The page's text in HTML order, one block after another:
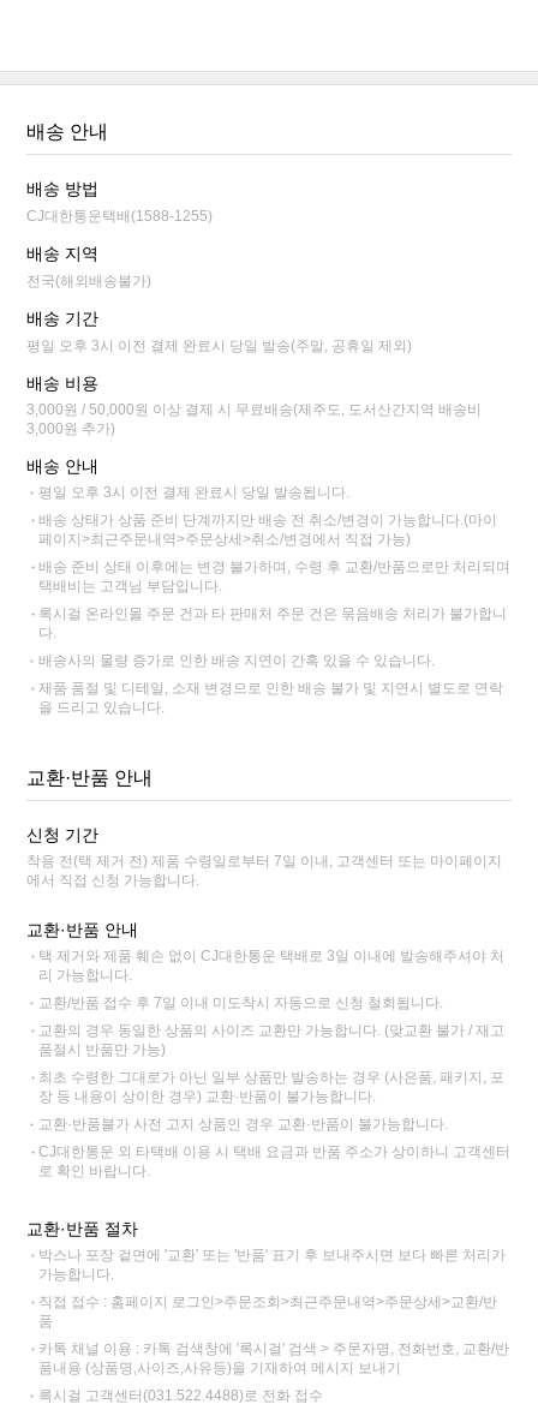
배송 안내
배송 방법
CJ대한통운택배(1588-1255)
배송 지역
전국(해외배송불가)
배송 기간
평일 오후 3시 이전 결제 완료시 당일 발송(주말, 공휴일 제외)
배송 비용
3,000원 / 50,000원 이상 결제 시 무료배송(제주도, 도서산간지역 배송비
3,000원 추가)
배송 안내
평일 오후 3시 이전 결제 완료시 당일 발송됩니다.
배송 상태가 상품 준비 단계까지만 배송 전 취소/변경이 가능합니다.(마이
페이지>최근주문내역>주문상세>취소/변경에서 직접 가능)
배송 준비 상태 이후에는 변경 불가하며, 수령 후 교환/반품으로만 처리되며
택배비는 고객님 부담입니다.
록시걸 온라인몰 주문 건과 타 판매처 주문 건은 묶음배송 처리가 불가합니
다.
배송사의 물량 증가로 인한 배송 지연이 간혹 있을 수 있습니다.
제품 품절 및 디테일, 소재 변경으로 인한 배송 불가 및 지연시 별도로 연락
을 드리고 있습니다.
교환·반품 안내
신청 기간
착용 전(택 제거 전) 제품 수령일로부터 7일 이내, 고객센터 또는 마이페이지
에서 직접 신청 가능합니다.
교환·반품 안내
택 제거와 제품 훼손 없이 CJ대한통운 택배로 3일 이내에 발송해주셔야 처
리 가능합니다.
교환/반품 접수 후 7일 이내 미도착시 자동으로 신청 철회됩니다.
교환의 경우 동일한 상품의 사이즈 교환만 가능합니다. (맞교환 불가 / 재고
품절시 반품만 가능)
최초 수령한 그대로가 아닌 일부 상품만 발송하는 경우 (사은품, 패키지, 포
장 등 내용이 상이한 경우) 교환·반품이 불가능합니다.
교환·반품불가 사전 고지 상품인 경우 교환·반품이 불가능합니다.
CJ대한통운 외 타택배 이용 시 택배 요금과 반품 주소가 상이하니 고객센터
로 확인 바랍니다.
교환·반품 절차
박스나 포장 겉면에 '교환' 또는 '반품' 표기 후 보내주시면 보다 빠른 처리가
가능합니다.
직접 접수 : 홈페이지 로그인>주문조회>최근주문내역>주문상세>교환/반
품
카톡 채널 이용 : 카톡 검색창에 '록시걸' 검색 > 주문자명, 전화번호, 교환/반
품내용 (상품명,사이즈,사유등)을 기재하여 메시지 보내기
록시걸 고객센터(031.522.4488)로 전화 접수